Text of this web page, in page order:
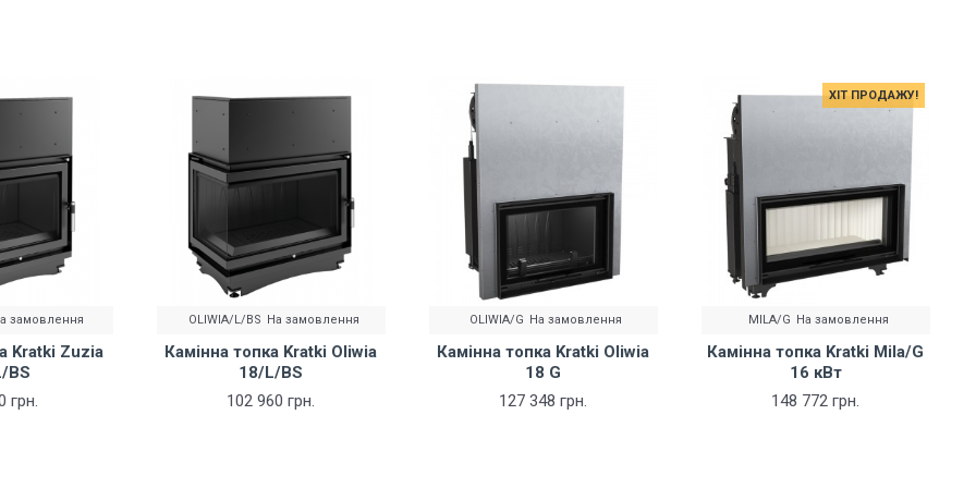
замовлення
Kratki Zuzia
BS
грн.
OLIWIA/L/BS На замовлення
Камінна топка Kratki Oliwia
18/L/BS
102 960 грн.
OLIWIA/G На замовлення
Камінна топка Kratki Oliwia
18 G
127 348 грн.
ХІТ ПРОДАЖУ!
MILA/G На замовлення
Камінна топка Kratki Mila/G
16 кВт
148 772 грн.